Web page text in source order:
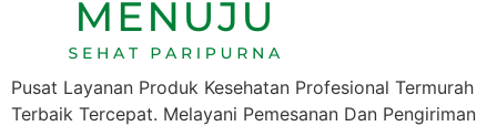
Pusat Layanan Produk Kesehatan Profesional Termurah
Terbaik Tercepat. Melayani Pemesanan Dan Pengiriman